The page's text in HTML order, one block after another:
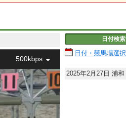
500kbps
日付検索
日付・競馬場選択
2025年2月27日 浦和